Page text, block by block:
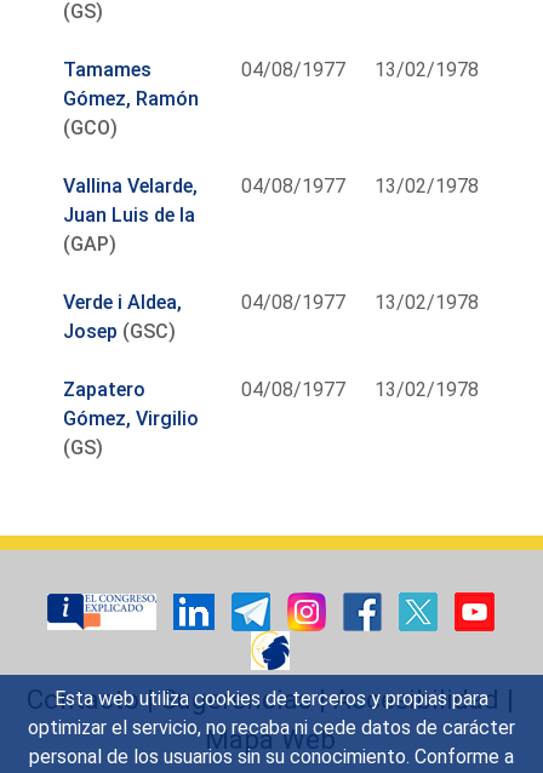
Esta web utiliza cookies de terceros y propias para
optimizar el servicio, no recaba ni cede datos de carácter
personal de los usuarios sin su conocimiento. Conforme a
(GS)
Tamames
Gómez, Ramón
(GCO)
04/08/1977 13/02/1978
Vallina Velarde,
Juan Luis de la
(GAP)
04/08/1977 13/02/1978
Verde i Aldea,
Josep (GSC)
04/08/1977 13/02/1978
Zapatero
Gómez, Virgilio
(GS)
04/08/1977 13/02/1978
Contacto|Sugerencias|Accesibilidad |
Mapa Web